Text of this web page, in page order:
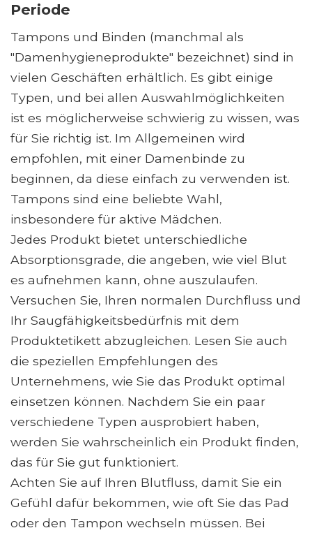
Periode
Tampons und Binden (manchmal als
"Damenhygieneprodukte" bezeichnet) sind in
vielen Geschäften erhältlich. Es gibt einige
Typen, und bei allen Auswahlmöglichkeiten
ist es möglicherweise schwierig zu wissen, was
für Sie richtig ist. Im Allgemeinen wird
empfohlen, mit einer Damenbinde zu
beginnen, da diese einfach zu verwenden ist.
Tampons sind eine beliebte Wahl,
insbesondere für aktive Mädchen.
Jedes Produkt bietet unterschiedliche
Absorptionsgrade, die angeben, wie viel Blut
es aufnehmen kann, ohne auszulaufen.
Versuchen Sie, Ihren normalen Durchfluss und
Ihr Saugfähigkeitsbedürfnis mit dem
Produktetikett abzugleichen. Lesen Sie auch
die speziellen Empfehlungen des
Unternehmens, wie Sie das Produkt optimal
einsetzen können. Nachdem Sie ein paar
verschiedene Typen ausprobiert haben,
werden Sie wahrscheinlich ein Produkt finden,
das für Sie gut funktioniert.
Achten Sie auf Ihren Blutfluss, damit Sie ein
Gefühl dafür bekommen, wie oft Sie das Pad
oder den Tampon wechseln müssen. Bei